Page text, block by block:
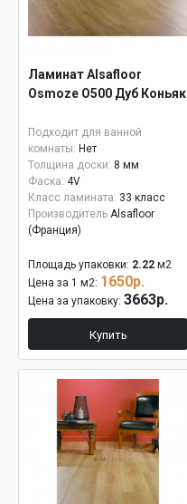
Ламинат Alsafloor
Osmoze O500 Дуб Коньяк
Подходит для ванной
комнаты: Нет
Толщина доски: 8 мм
Фаска: 4V
Класс ламината: 33 класс
Производитель Alsafloor
(Франция)
Площадь упаковки: 2.22 м2
Цена за 1 м2: 1650р.
Цена за упаковку: 3663р.
Купить